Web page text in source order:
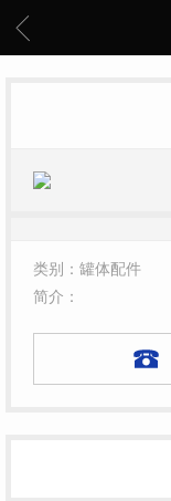
类别：罐体配件
简介：